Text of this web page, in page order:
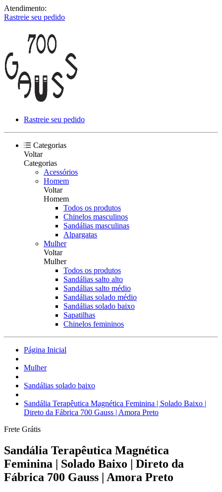
Atendimento:
Rastreie seu pedido
Rastreie seu pedido
Categorias
Voltar
Categorias
Acessórios
Homem
Voltar
Homem
Todos os produtos
Chinelos masculinos
Sandálias masculinas
Alpargatas
Mulher
Voltar
Mulher
Todos os produtos
Sandálias salto alto
Sandálias salto médio
Sandálias solado médio
Sandálias solado baixo
Sapatilhas
Chinelos femininos
Página Inicial
Mulher
Sandálias solado baixo
Sandália Terapêutica Magnética Feminina | Solado Baixo |
Direto da Fábrica 700 Gauss | Amora Preto
Frete Grátis
Sandália Terapêutica Magnética
Feminina | Solado Baixo | Direto da
Fábrica 700 Gauss | Amora Preto